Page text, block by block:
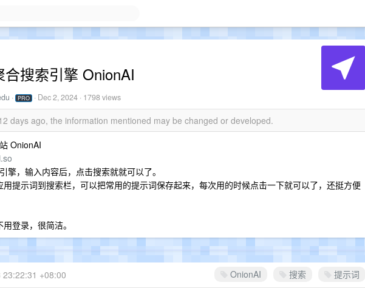
搜索引擎 OnionAI
· PRO · Dec 2, 2024 · 1798 views
days ago, the information mentioned may be changed or developed.
OnionAI
擎，输入内容后，点击搜索就就可以了。
提示词到搜索栏，可以把常用的提示词保存起来，每次用的时候点击一下就可以了，还挺方便
登录，很简洁。
OnionAI 搜索 提示词
+08:00